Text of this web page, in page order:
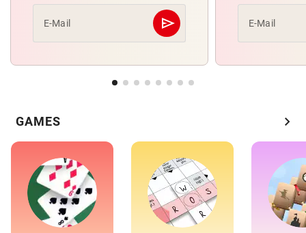
E-Mail send
Abschicken E-Mail
GAMES chevron_right